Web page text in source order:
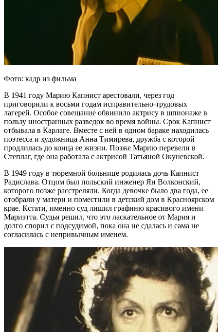
Фото: кадр из фильма
В 1941 году Марию Капнист арестовали, через год
приговорили к восьми годам исправительно-трудовых
лагерей. Особое совещание обвинило актрису в шпионаже в
пользу иностранных разведок во время войны. Срок Капнист
отбывала в Карлаге. Вместе с ней в одном бараке находилась
поэтесса и художница Анна Тимирева, дружба с которой
продлилась до конца ее жизни. Позже Марию перевели в
Степлаг, где она работала с актрисой Татьяной Окуневской.
В 1949 году в тюремной больнице родилась дочь Капнист
Радислава. Отцом был польский инженер Ян Волконский,
которого позже расстреляли. Когда девочке было два года, ее
отобрали у матери и поместили в детский дом в Красноярском
крае. Кстати, именно суд лишил графиню красивого имени
Мариэтта. Судья решил, что это ласкательное от Мария и
долго спорил с подсудимой, пока она не сдалась и сама не
согласилась с непривычным именем.